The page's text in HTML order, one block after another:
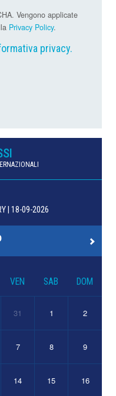
Vengono applicate
Privacy Policy.
privacy.
| 18-09-2026
VEN SAB DOM
31 1 2
7 8 9
14 15 16